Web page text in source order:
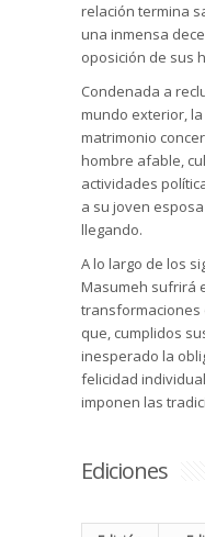
relación termina
una inmensa
oposición de sus
Condenada a
mundo exterior,
matrimonio
hombre afable,
actividades
a su joven
llegando.
A lo largo de los
Masumeh sufrirá
transformaciones
que, cumplidos
inesperado la
felicidad
imponen las
Ediciones